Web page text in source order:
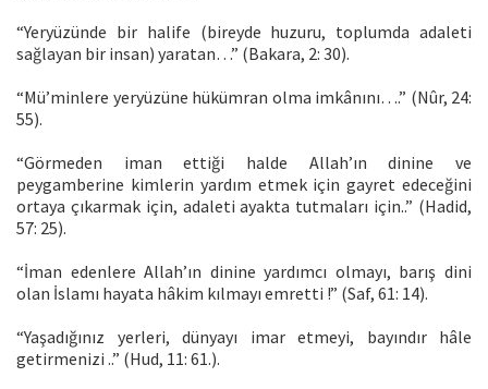
“Yeryüzünde bir halife (bireyde huzuru, toplumda adaleti
sağlayan bir insan) yaratan…” (Bakara, 2: 30).
“Mü’minlere yeryüzüne hükümran olma imkânını….” (Nûr, 24:
55).
“Görmeden iman ettiği halde Allah’ın dinine ve
peygamberine kimlerin yardım etmek için gayret edeceğini
ortaya çıkarmak için, adaleti ayakta tutmaları için..” (Hadid,
57: 25).
“İman edenlere Allah’ın dinine yardımcı olmayı, barış dini
olan İslamı hayata hâkim kılmayı emretti !” (Saf, 61: 14).
“Yaşadığınız yerleri, dünyayı imar etmeyi, bayındır hâle
getirmenizi ..” (Hud, 11: 61.).